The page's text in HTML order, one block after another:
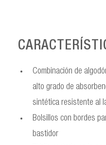
Combinación de
alto grado de
sintética resistente al
Bolsillos con bordes
bastidor